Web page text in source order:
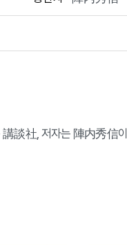
談社, 저자는 陣内秀信